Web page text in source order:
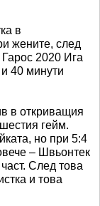
в
жените, след
2020 Ига
40 минути
в откриващия
гейм.
но при 5:4
– Швьонтек
След това
и това